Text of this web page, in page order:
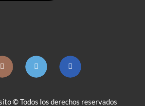
© Todos los derechos reservados